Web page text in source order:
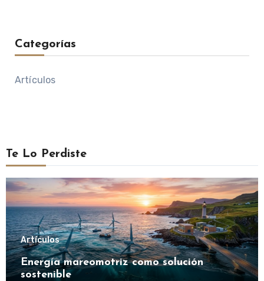
Categorías
Artículos
Te Lo Perdiste
Artículos
Energía mareomotriz como solución
sostenible